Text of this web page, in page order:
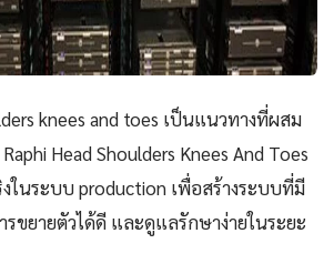
knees and toes เป็นแนวทางที่ผสม
Head Shoulders Knees And Toes
ในระบบ production เพื่อสร้างระบบที่มี
รขยายตัวได้ดี และดูแลรักษาง่ายในระยะ